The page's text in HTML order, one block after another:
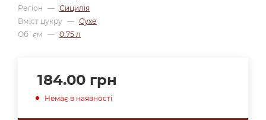
Регіон — Сицилія
Вміст цукру — Сухе
Об`єм — 0.75 л
184.00 грн
Немає в наявності